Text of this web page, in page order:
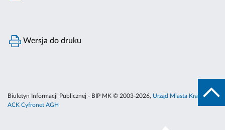
Wersja do druku
Biuletyn Informacji Publicznej - BIP MK © 2003-2026, Urząd Miasta Krakowa
ACK Cyfronet AGH